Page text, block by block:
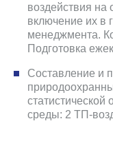
воздействия
включение их в
менеджмента.
Подготовка
Составление и
среды: 2 ТП-